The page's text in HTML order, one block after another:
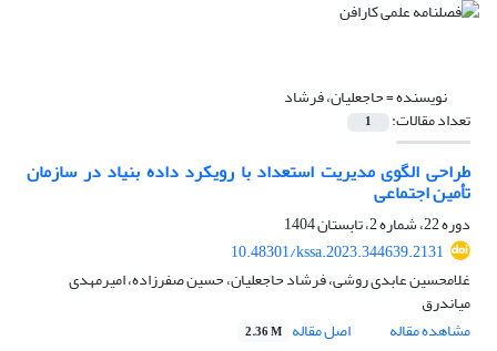
نویسنده =حاجعلیان، فرشاد
تعداد مقالات: 1
طراحی الگوی مدیریت استعداد با رویکرد داده بنیاد در سازمان
تأمین اجتماعی
دوره 22، شماره 2، تابستان 1404
10.48301/kssa.2023.344639.2131
غلامحسین عابدی روشی، فرشاد حاجعلیان، حسین صفرزاده، امیرمهدی
میاندرق
مشاهده مقاله
اصل مقاله 2.36 M